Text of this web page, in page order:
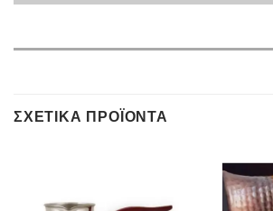
ΣΧΕΤΙΚΆ ΠΡΟΪΌΝΤΑ